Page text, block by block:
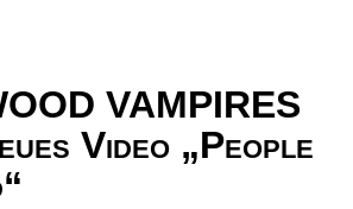
VAMPIRES
Video „People